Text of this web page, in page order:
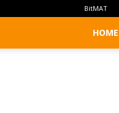
BitMAT
HOME